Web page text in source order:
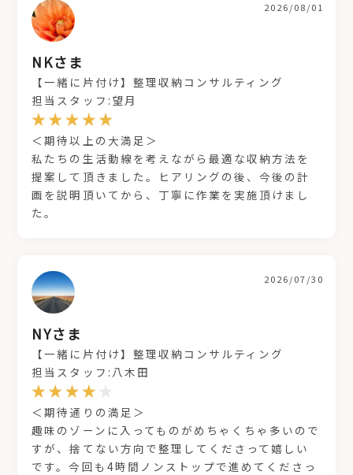
NKさま
2026/08/01
【一緒に片付け】整理収納コンサルティング
担当スタッフ:望月
＜期待以上の大満足＞
私たちの生活動線を考えながら最適な収納方法を
提案して頂きました。ヒアリングの後、今後の計
画を説明頂いてから、丁寧に作業を実施頂けまし
た。
NYさま
2026/07/30
【一緒に片付け】整理収納コンサルティング
担当スタッフ:八木田
＜期待通りの満足＞
趣味のゾーンに入ってものがめちゃくちゃ多いので
すが、捨てない方向で整理してくださって嬉しい
です。今回も4時間ノンストップで進めてくださっ